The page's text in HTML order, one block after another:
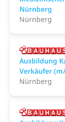
Nürnberg
Nürnberg
Ausbildung
Verkäufer
Nürnberg